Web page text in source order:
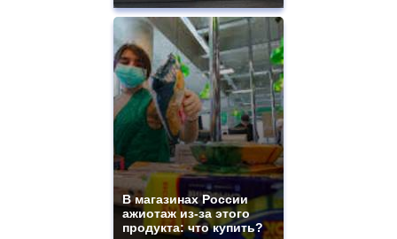
В магазинах России
ажиотаж из-за этого
продукта: что купить?